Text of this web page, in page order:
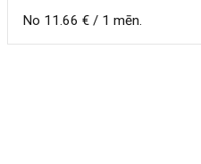
No 11.66 € / 1 mēn.